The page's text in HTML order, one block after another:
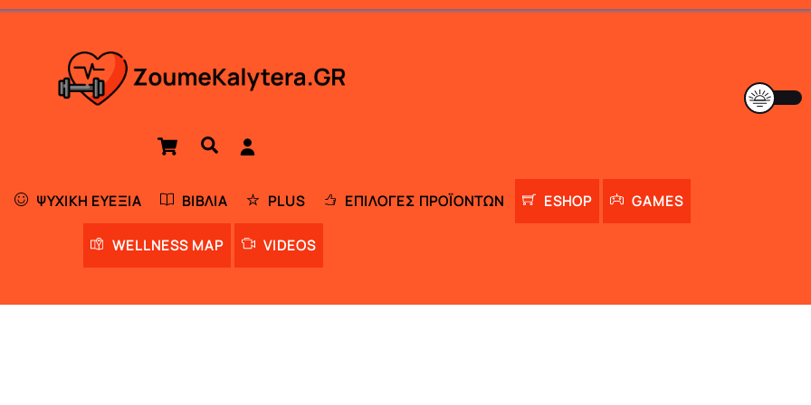
Cart Αναζήτηση
ΨΥΧΙΚΉ ΕΥΕΞΊΑ ΒΙΒΛΊΑ PLUS ΕΠΙΛΟΓΈΣ ΠΡΟΪΌΝΤΩΝ ESHOP GAMES
WELLNESS MAP VIDEOS